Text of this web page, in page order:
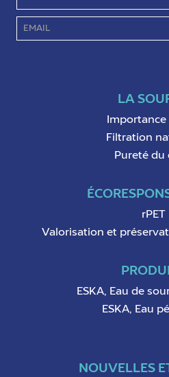
LA
Importance
Filtration
Pureté du
rPET
Valorisation et
ESKA, Eau de
ESKA, Eau
NOUVELLES